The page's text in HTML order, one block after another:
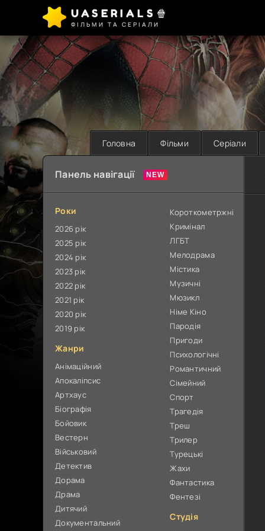
UASERIALS🍿
ФІЛЬМИ ТА СЕРІАЛИ
Головна Фільми Серіали
Панель навігації
Роки
2026 рік
2025 рік
2024 рік
2023 рік
2022 рік
2021 рік
2020 рік
2019 рік
Жанри
Анімаційний
Апокаліпсис
Артхаус
Біографія
Бойовик
Вестерн
Військовий
Детектив
Дорама
Драма
Дитячий
Документальний
Короткометржні
Кримінал
ЛГБТ
Мелодрама
Містика
Музичні
Мюзикл
Німе Кіно
Пародія
Пригоди
Психологічні
Романтичний
Сімейний
Спорт
Трагедія
Треш
Трилер
Турецькі
Жахи
Фантастика
Фентезі
Студія